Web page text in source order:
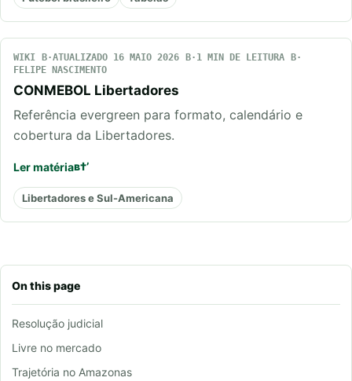
On this page
Resolução judicial
Livre no mercado
Trajetória no Amazonas
WIKI ATUALIZADO 16 MAIO 2026
1 MIN DE LEITURA
FELIPE NASCIMENTO
CONMEBOL Libertadores
Referência evergreen para formato, calendário e
cobertura da Libertadores.
Ler matéria
Libertadores e Sul-Americana